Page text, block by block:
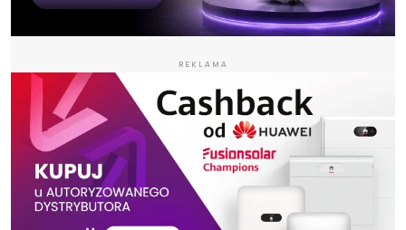
REKLAMA